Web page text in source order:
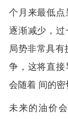
个月来最低
逐渐减少，
局势非常具
争，这将直
会随着 间的密
未来的油价